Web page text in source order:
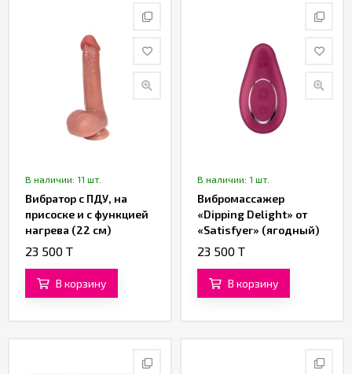
В наличии: 11 шт.
Вибратор с ПДУ, на
присоске и с функцией
нагрева (22 см)
(коричневый)
23 500 T
В корзину
В наличии: 1 шт.
Вибромассажер
«Dipping Delight» от
«Satisfyer» (ягодный)
23 500 T
В корзину